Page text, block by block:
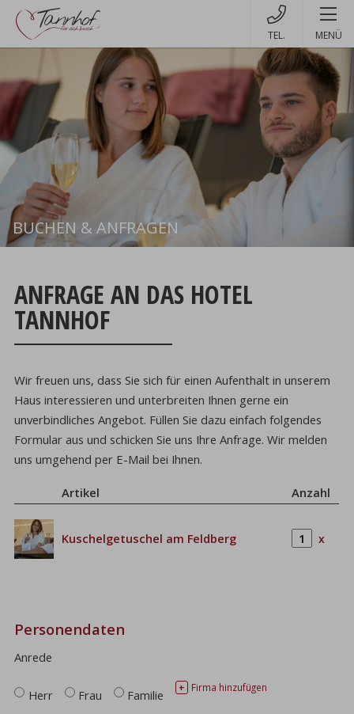
MENÜ
BUCHEN & ANFRAGEN Buchen
ANFRAGE AN DAS HOTEL
TANNHOF
Wir freuen uns, dass Sie sich für einen Aufenthalt in unserem
Haus interessieren und unterbreiten Ihnen gerne ein
unverbindliches Angebot. Füllen Sie dazu einfach folgendes
Formular aus und schicken Sie uns Ihre Anfrage. Wir melden
uns umgehend per E-Mail bei Ihnen.
Artikel Anzahl
Kuschelgetuschel am Feldberg x
Personendaten
Anrede
Herr Frau Familie + Firma hinzufügen